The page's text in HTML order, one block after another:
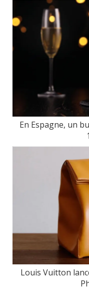
En Espagne, un
Louis Vuitton